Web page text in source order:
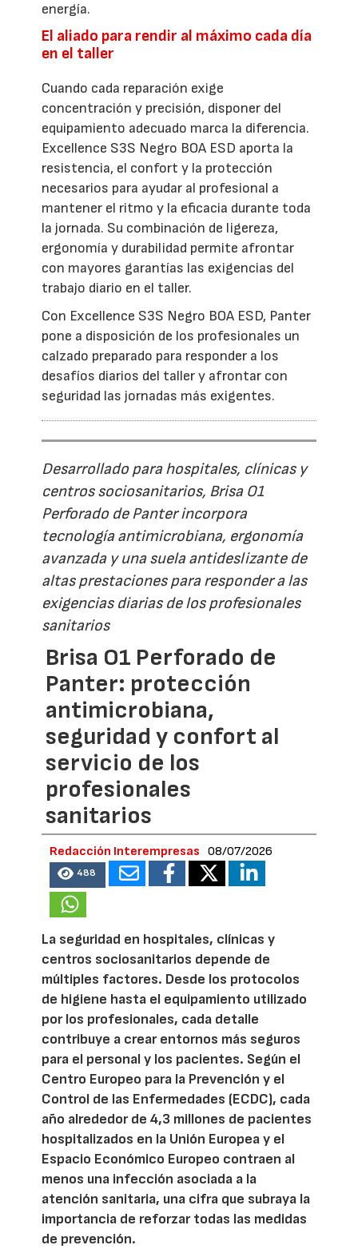
energía.
El aliado para rendir al máximo cada día
en el taller
Cuando cada reparación exige
concentración y precisión, disponer del
equipamiento adecuado marca la diferencia.
Excellence S3S Negro BOA ESD aporta la
resistencia, el confort y la protección
necesarios para ayudar al profesional a
mantener el ritmo y la eficacia durante toda
la jornada. Su combinación de ligereza,
ergonomía y durabilidad permite afrontar
con mayores garantías las exigencias del
trabajo diario en el taller.
Con Excellence S3S Negro BOA ESD, Panter
pone a disposición de los profesionales un
calzado preparado para responder a los
desafíos diarios del taller y afrontar con
seguridad las jornadas más exigentes.
Desarrollado para hospitales, clínicas y
centros sociosanitarios, Brisa O1
Perforado de Panter incorpora
tecnología antimicrobiana, ergonomía
avanzada y una suela antideslizante de
altas prestaciones para responder a las
exigencias diarias de los profesionales
sanitarios
Brisa O1 Perforado de
Panter: protección
antimicrobiana,
seguridad y confort al
servicio de los
profesionales
sanitarios
Redacción Interempresas 08/07/2026
488
La seguridad en hospitales, clínicas y
centros sociosanitarios depende de
múltiples factores. Desde los protocolos
de higiene hasta el equipamiento utilizado
por los profesionales, cada detalle
contribuye a crear entornos más seguros
para el personal y los pacientes. Según el
Centro Europeo para la Prevención y el
Control de las Enfermedades (ECDC), cada
año alrededor de 4,3 millones de pacientes
hospitalizados en la Unión Europea y el
Espacio Económico Europeo contraen al
menos una infección asociada a la
atención sanitaria, una cifra que subraya la
importancia de reforzar todas las medidas
de prevención.